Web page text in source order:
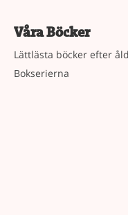
Våra Böcker
Lättlästa böcker efter
Bokserierna